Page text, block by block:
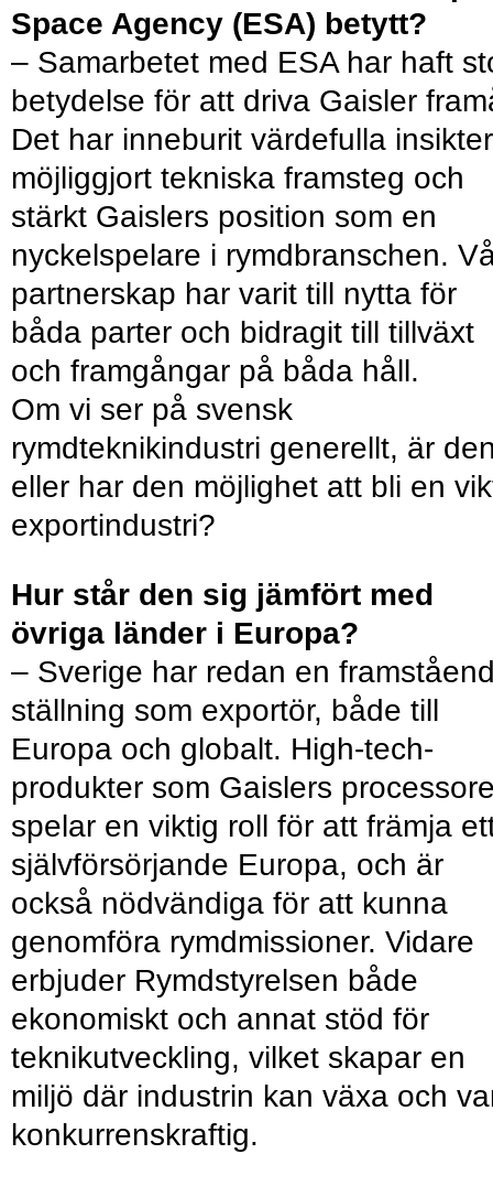
Space Agency (ESA) betytt?
– Samarbetet med ESA har haft
betydelse för att driva Gaisler
Det har inneburit värdefulla
möjliggjort tekniska framsteg och
stärkt Gaislers position som en
nyckelspelare i rymdbranschen.
partnerskap har varit till nytta för
båda parter och bidragit till tillväxt
och framgångar på båda håll.
Om vi ser på svensk
rymdteknikindustri generellt, är
eller har den möjlighet att bli en
exportindustri?
Hur står den sig jämfört med
övriga länder i Europa?
– Sverige har redan en
ställning som exportör, både till
Europa och globalt. High-tech-
produkter som Gaislers
spelar en viktig roll för att främja
självförsörjande Europa, och är
också nödvändiga för att kunna
genomföra rymdmissioner. Vidare
erbjuder Rymdstyrelsen både
ekonomiskt och annat stöd för
teknikutveckling, vilket skapar en
miljö där industrin kan växa och
konkurrenskraftig.